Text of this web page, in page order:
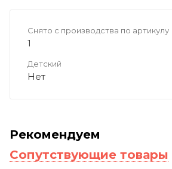
Снято с производства по артикулу
1
Детский
Нет
Рекомендуем
Сопутствующие товары